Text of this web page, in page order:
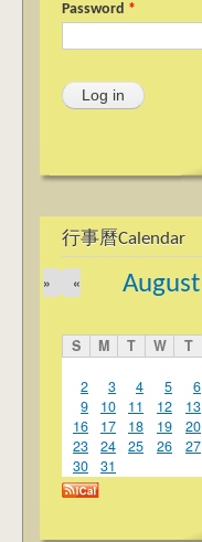
Password *
行事曆Calendar
August
«
»
S M T W T
2
3 4 5 6
9
10 11 12 13
16
17 18 19 20
23
24 25 26 27
30
31